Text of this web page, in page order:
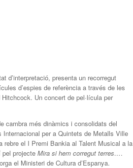
d’interpretació, presenta un recorregut
d’espies de referència a través de les
Un concert de pel·lícula per
cambra més dinàmics i consolidats del
Internacional per a Quintets de Metalls Ville
rebre el I Premi Bankia al Talent Musical a la
pel projecte Mira si hem corregut terres….
el Ministeri de Cultura d’Espanya.